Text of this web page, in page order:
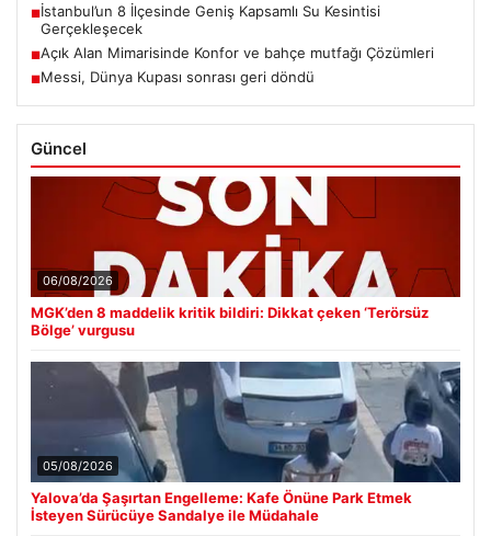
■İstanbul’un 8 İlçesinde Geniş Kapsamlı Su Kesintisi
Gerçekleşecek
■Açık Alan Mimarisinde Konfor ve bahçe mutfağı Çözümleri
■Messi, Dünya Kupası sonrası geri döndü
Güncel
06/08/2026
MGK’den 8 maddelik kritik bildiri: Dikkat çeken ‘Terörsüz
Bölge’ vurgusu
05/08/2026
Yalova’da Şaşırtan Engelleme: Kafe Önüne Park Etmek
İsteyen Sürücüye Sandalye ile Müdahale